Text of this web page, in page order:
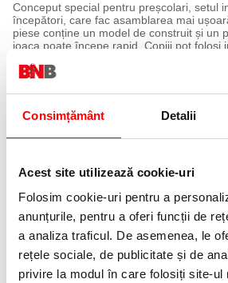
Consimțământ Detalii
Acest site utilizează cookie-uri
Folosim cookie-uri pentru a
anunțurile, pentru a oferi funcții de
a analiza traficul. De asemenea, le
rețele sociale, de publicitate și de
privire la modul în care folosiți site-ul
Conceput special pentru preșcolari, setul
începători, care fac asamblarea mai
piese conține un model de construit și un
joaca poate începe rapid. Copiii pot folosi
simple sau aplicația LEGO Builder, cu
apropiate și rotite.
Caracteristici principale:
Temă
LEGO Disney Princess
Număr piese
4 ani+
Cenușăreasa
Animăluțe incluse
4 prieteni animale
Construcție inclusă
Castel cu 2 etaje și grajd atașat
Zone de joacă
Bucătărie, zonă de dormit și spațiu pentru